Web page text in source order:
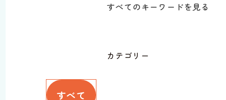
すべてのキーワードを見る
カテゴリー
すべて